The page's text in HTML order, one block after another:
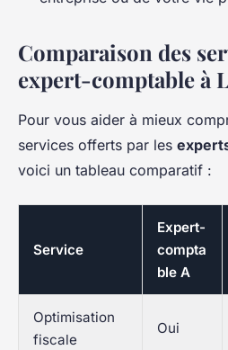
Comparaison des
expert-comptable à
Pour vous aider à mieux
services offerts par les
voici un tableau comparatif :
Service
Expert-
compta
ble A
Optimisation
fiscale
Oui